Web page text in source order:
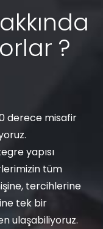
?
derece misafir
yapısı
tüm
tercihlerine
tek bir
ulaşabiliyoruz.